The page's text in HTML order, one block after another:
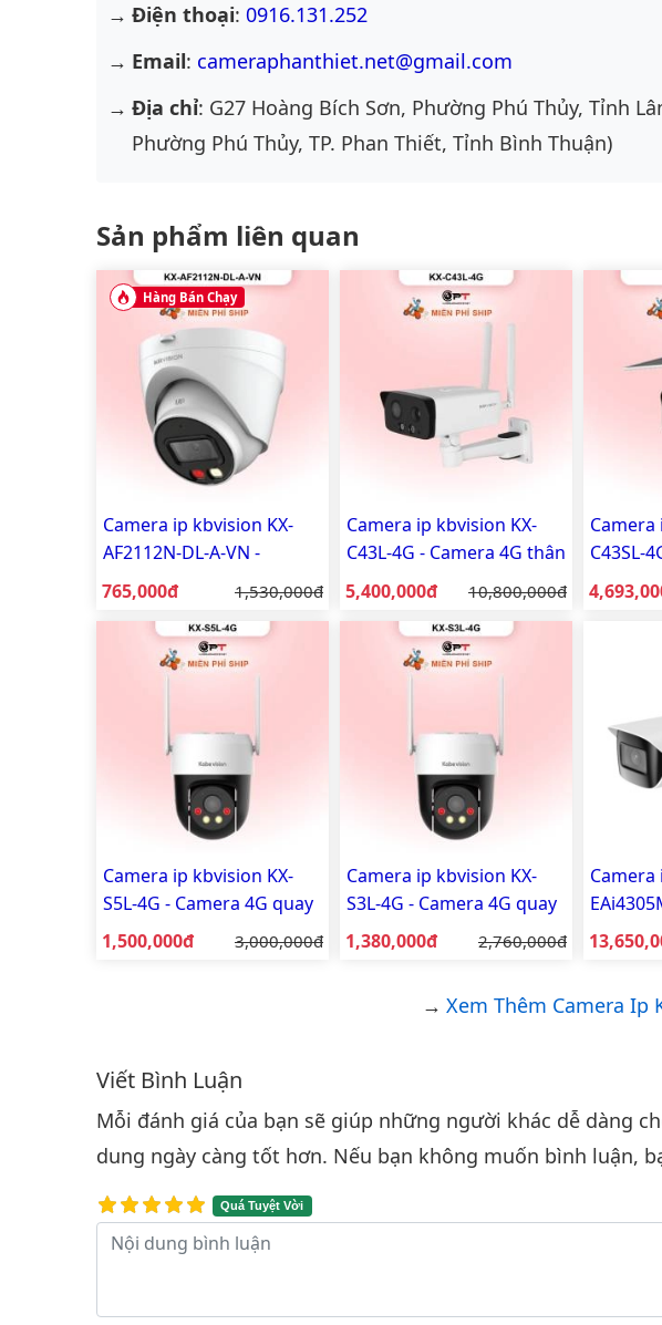
Điện thoại: 0916.131.252
Email: cameraphanthiet.net@gmail.com
Địa chỉ: G27 Hoàng Bích Sơn, Phường Phú Thủy, Tỉnh
Phường Phú Thủy, TP. Phan Thiết, Tỉnh Bình Thuận)
Sản phẩm liên quan
Hàng Bán Chạy
Camera ip kbvision KX-
AF2112N-DL-A-VN -
Camera IP dome cố định
trong nhà ánh sáng kép
2.0MP có mic
Giá bán:
765,000đ Giá gốc:
1,530,000đ
Camera ip kbvision KX-
C43L-4G - Camera 4G thân
ngoài trời 4MP
Giá bán:
5,400,000đ Giá gốc:
10,800,000đ
Camera
C43SL-
tích hợp
lượng
Giá bán:
Camera ip kbvision KX-
S5L-4G - Camera 4G quay
quét ngoài trời
Giá bán:
1,500,000đ Giá gốc:
3,000,000đ
Camera ip kbvision KX-
S3L-4G - Camera 4G quay
quét ngoài trời
Giá bán:
1,380,000đ Giá gốc:
2,760,000đ
Camera
Camera
thông
Giá bán:
Xem Thêm Camera Ip
Bình luận & Đánh giá
Viết Bình Luận
Mỗi đánh giá của bạn sẽ giúp những người khác dễ dàng
dung ngày càng tốt hơn. Nếu bạn không muốn bình luận,
Quá Tuyệt Vời
Nội dung bình luận